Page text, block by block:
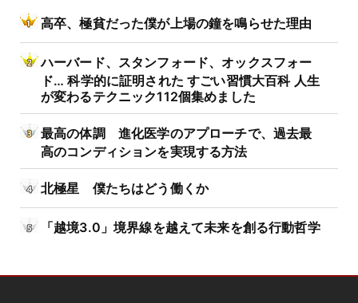
高卒、極貧だった僕が上場の鐘を鳴らせた理由
ハーバード、スタンフォード、オックスフォー
ド… 科学的に証明された すごい習慣大百科 人生
が変わるテクニック112個集めました
最高の体調 進化医学のアプローチで、過去最
高のコンディションを実現する方法
北極星 僕たちはどう働くか
「越境3.0」境界線を越えて未来を創る行動哲学